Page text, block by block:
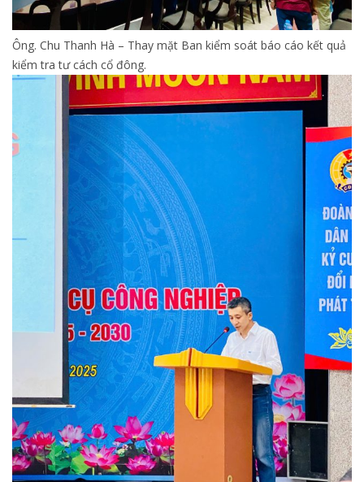
Ông. Chu Thanh Hà – Thay mặt Ban kiểm soát báo cáo kết quả
kiểm tra tư cách cổ đông.